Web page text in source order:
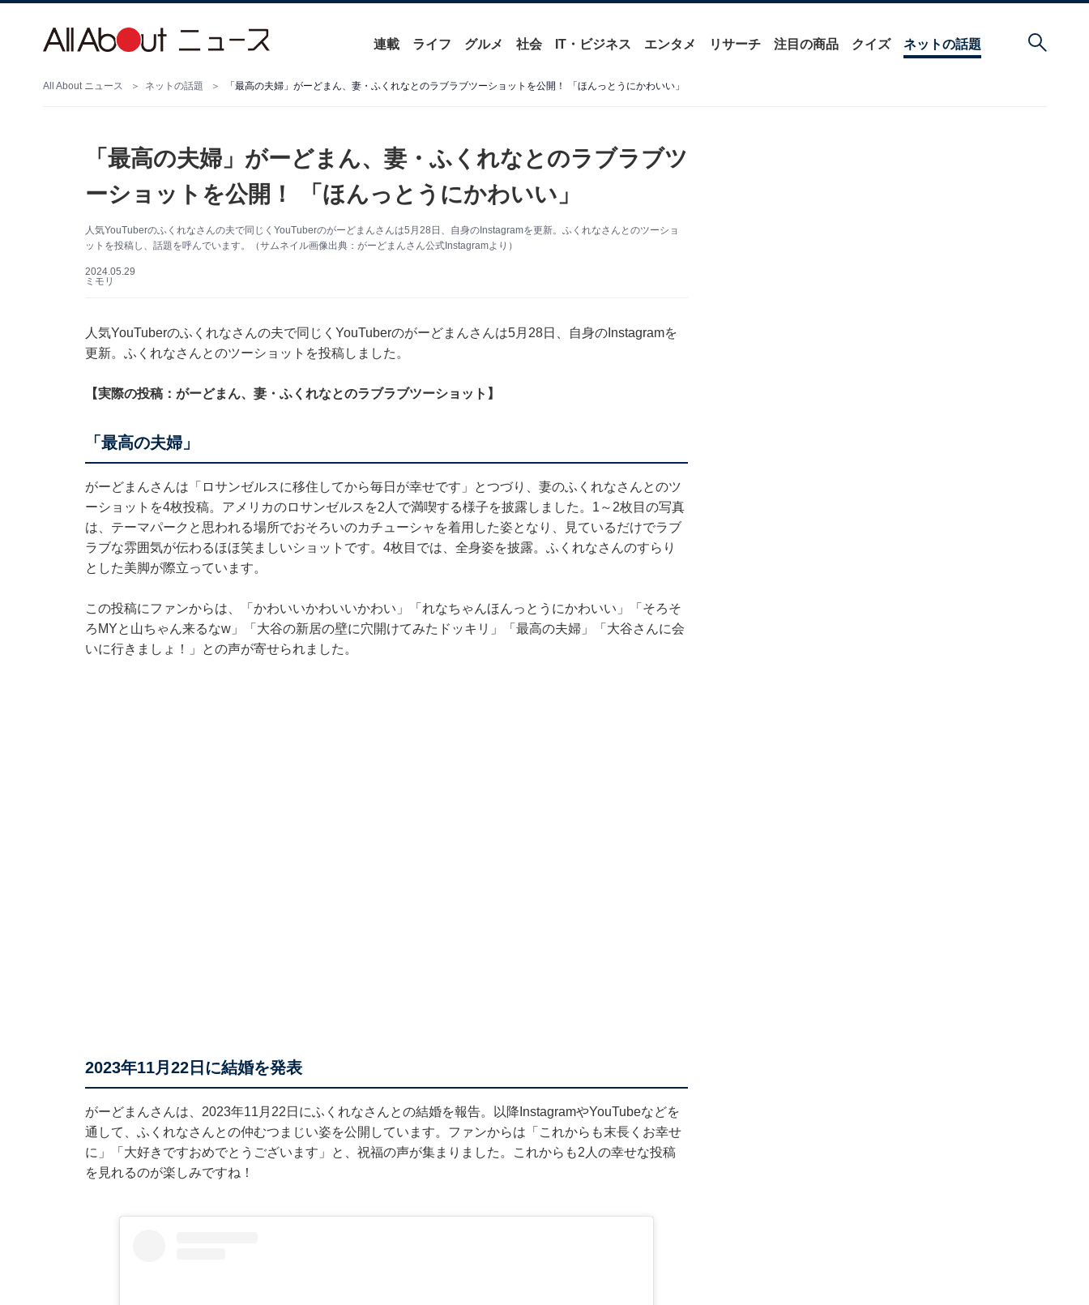
連載 ライフ グルメ 社会 IT・ビジネス エンタメ リサーチ 注目の商品 クイズ ネットの話題
All About ニュース ネットの話題 「最高の夫婦」がーどまん、妻・ふくれなとのラブラブツーショットを公開！ 「ほんっとうにかわいい」
「最高の夫婦」がーどまん、妻・ふくれなとのラブラブツ
ーショットを公開！ 「ほんっとうにかわいい」
人気YouTuberのふくれなさんの夫で同じくYouTuberのがーどまんさんは5月28日、自身のInstagramを更新。ふくれなさんとのツーショ
ットを投稿し、話題を呼んでいます。（サムネイル画像出典：がーどまんさん公式Instagramより）
2024.05.29
ミモリ
人気YouTuberのふくれなさんの夫で同じくYouTuberのがーどまんさんは5月28日、自身のInstagramを
更新。ふくれなさんとのツーショットを投稿しました。
【実際の投稿：がーどまん、妻・ふくれなとのラブラブツーショット】
「最高の夫婦」
がーどまんさんは「ロサンゼルスに移住してから毎日が幸せです」とつづり、妻のふくれなさんとのツ
ーショットを4枚投稿。アメリカのロサンゼルスを2人で満喫する様子を披露しました。1～2枚目の写真
は、テーマパークと思われる場所でおそろいのカチューシャを着用した姿となり、見ているだけでラブ
ラブな雰囲気が伝わるほほ笑ましいショットです。4枚目では、全身姿を披露。ふくれなさんのすらり
とした美脚が際立っています。
この投稿にファンからは、「かわいいかわいいかわい」「れなちゃんほんっとうにかわいい」「そろそ
ろMYと山ちゃん来るなw」「大谷の新居の壁に穴開けてみたドッキリ」「最高の夫婦」「大谷さんに会
いに行きましょ！」との声が寄せられました。
2023年11月22日に結婚を発表
がーどまんさんは、2023年11月22日にふくれなさんとの結婚を報告。以降InstagramやYouTubeなどを
通して、ふくれなさんとの仲むつまじい姿を公開しています。ファンからは「これからも末長くお幸せ
に」「大好きですおめでとうございます」と、祝福の声が集まりました。これからも2人の幸せな投稿
を見れるのが楽しみですね！